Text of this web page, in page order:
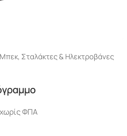
Μπεκ, Σταλάκτες & Ηλεκτροβάνες
χωρίς ΦΠΑ